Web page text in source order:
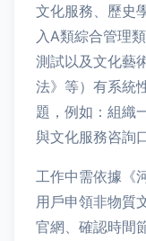
文化服務、歷史
入A類綜合管理
測試以及文化藝
法》等）有系統
題，例如：組織
與文化服務咨詢
工作中需依據《
用戶申領非物質
官網、確認時間